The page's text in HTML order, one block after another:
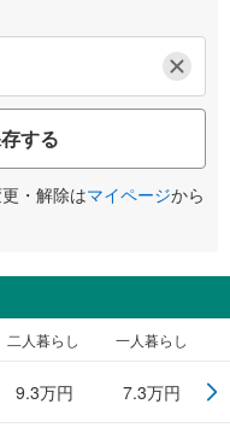
する
・解除はマイページから
二人暮らし 一人暮らし
9.3万円 7.3万円